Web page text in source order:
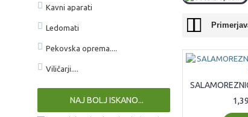
Kavni aparati
Ledomati
Pekovska oprema....
Viličarji....
NAJ BOLJ ISKANO...